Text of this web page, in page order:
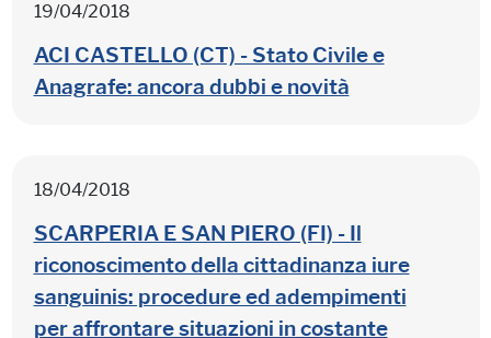
19/04/2018
ACI CASTELLO (CT) - Stato Civile e
Anagrafe: ancora dubbi e novità
18/04/2018
SCARPERIA E SAN PIERO (FI) - Il
riconoscimento della cittadinanza iure
sanguinis: procedure ed adempimenti
per affrontare situazioni in costante